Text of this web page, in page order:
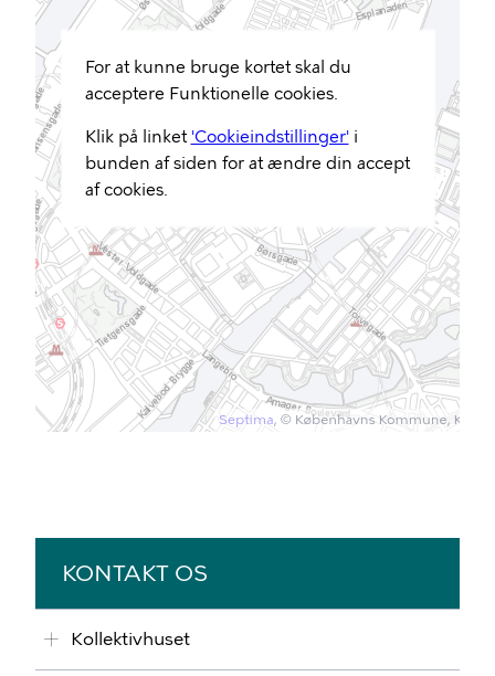
For at kunne bruge kortet skal du
acceptere Funktionelle cookies.
Klik på linket 'Cookieindstillinger'i
bunden af siden for at ændre din accept
af cookies.
KONTAKT OS
Kollektivhuset